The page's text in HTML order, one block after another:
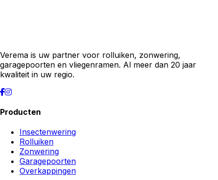
Verema is uw partner voor rolluiken, zonwering,
garagepoorten en vliegenramen. Al meer dan 20 jaar
kwaliteit in uw regio.
Producten
Insectenwering
Rolluiken
Zonwering
Garagepoorten
Overkappingen